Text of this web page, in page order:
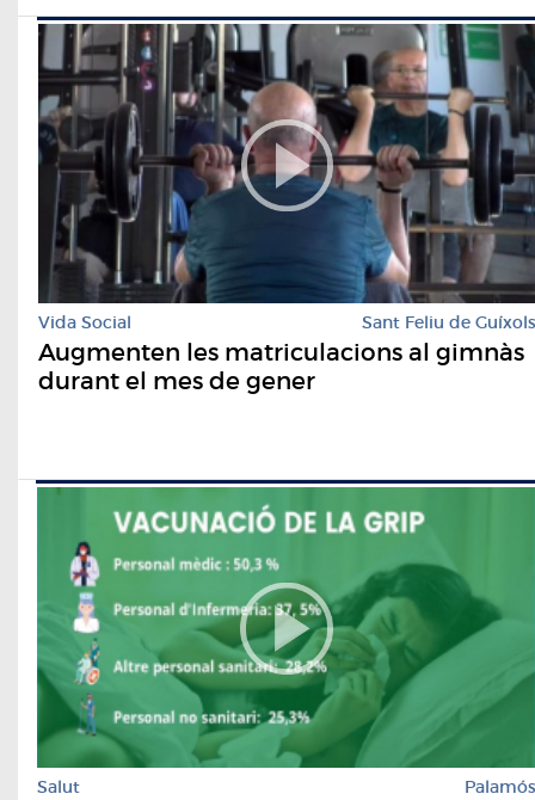
Vida Social Sant Feliu de Guíxols
Augmenten les matriculacions al gimnàs
durant el mes de gener
Salut Palamós